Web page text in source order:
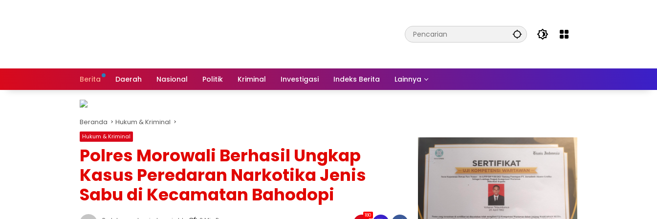
Berita Daerah Nasional Politik Kriminal Investigasi Indeks Berita Lainnya
Beranda Hukum & Kriminal
Hukum & Kriminal
Polres Morowali Berhasil Ungkap
Kasus Peredaran Narkotika Jenis
Sabu di Kecamatan Bahodopi
180